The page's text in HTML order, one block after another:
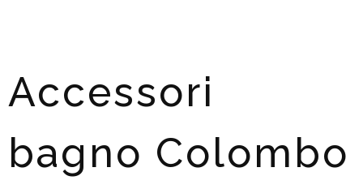
Accessori
bagno Colombo